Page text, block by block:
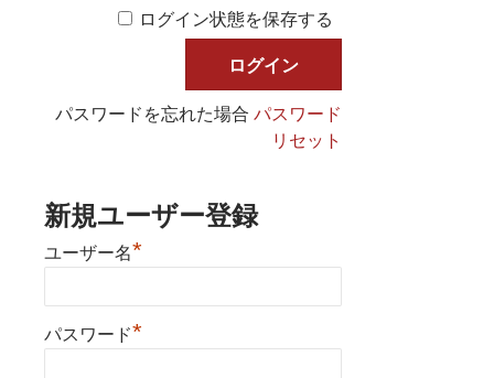
ログイン状態を保存する
パスワードを忘れた場合パスワード
リセット
新規ユーザー登録
ユーザー名*
パスワード*